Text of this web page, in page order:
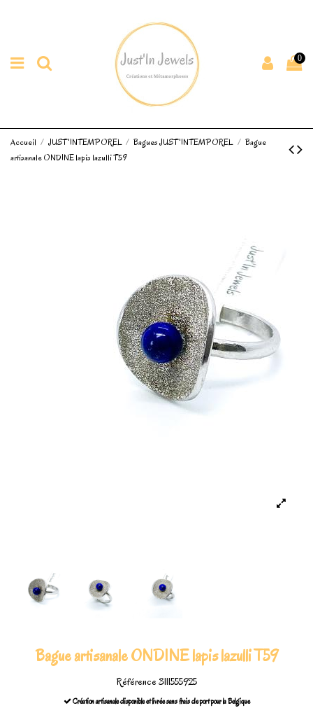
0
Accueil JUST'INTEMPOREL Bagues JUST'INTEMPOREL
Bague
artisanale ONDINE lapis lazulli T59
Bague artisanale ONDINE lapis lazulli T59
Référence3111555925
Création artisanale disponible et livrée sans frais de port pour la Belgique